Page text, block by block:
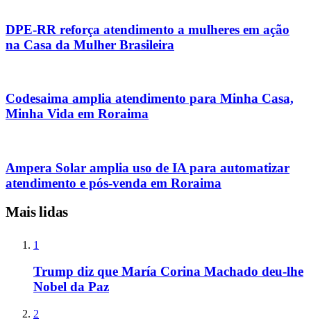
DPE-RR reforça atendimento a mulheres em ação
na Casa da Mulher Brasileira
Codesaima amplia atendimento para Minha Casa,
Minha Vida em Roraima
Ampera Solar amplia uso de IA para automatizar
atendimento e pós-venda em Roraima
Mais lidas
1
Trump diz que María Corina Machado deu-lhe
Nobel da Paz
2